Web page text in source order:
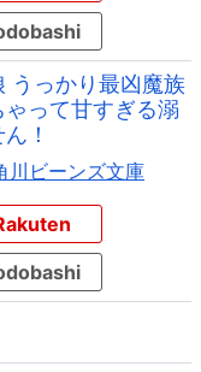
うっかり最凶魔族
って甘すぎる溺
！
川ビーンズ文庫